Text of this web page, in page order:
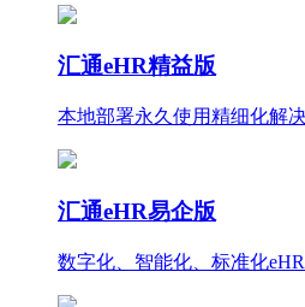
汇通eHR精益版
本地部署永久使用精细化解
汇通eHR易企版
数字化、智能化、标准化